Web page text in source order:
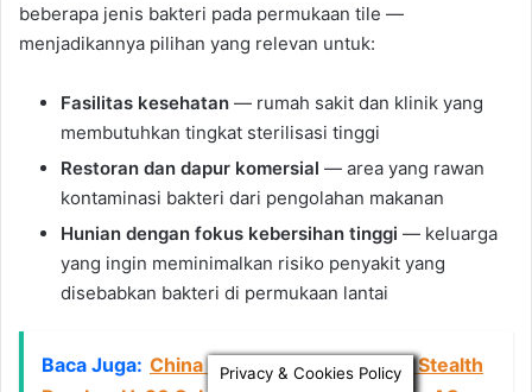
Privacy & Cookies Policy